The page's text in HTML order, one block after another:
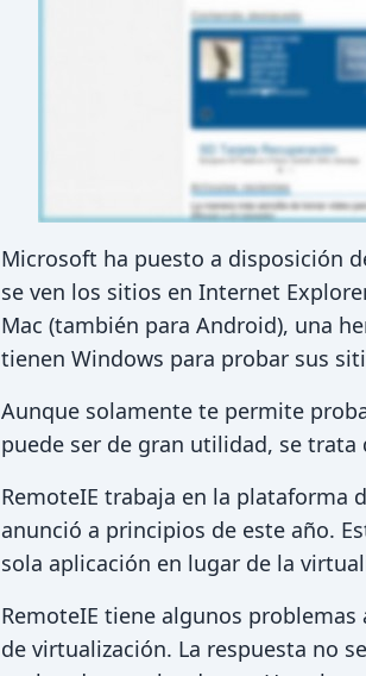
Microsoft ha puesto a disposición
se ven los sitios en Internet
Mac (también para Android), una
tienen Windows para probar sus
Aunque solamente te permite
puede ser de gran utilidad, se trata
RemoteIE trabaja en la plataforma
anunció a principios de este año.
sola aplicación en lugar de la
RemoteIE tiene algunos
de virtualización. La respuesta no